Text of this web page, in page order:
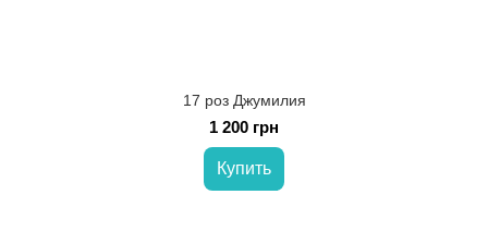
17 роз Джумилия
1 200 грн
Купить